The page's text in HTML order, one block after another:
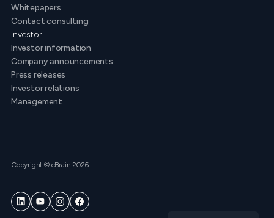
Whitepapers
Contact consulting
Investor
Investor information
Company announcements
Press releases
Investor relations
Management
Copyright © cBrain 2026